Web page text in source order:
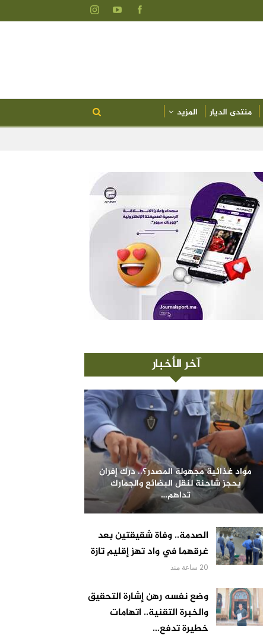
منتدى الديار المزيد
آخر الأخبار
مواد غذائية مجهولة المصدر؟.. درك إفران
يحجز شاحنة لنقل البضائع والجمارك
تداهم…
الصدمة.. وفاة شقيقتين بعد
غرقهما في واد تهز إقليم تازة
20 ساعة منذ
وضع نفسه رهن إشارة التحقيق
والخبرة التقنية.. اتهامات
خطيرة تدفع…